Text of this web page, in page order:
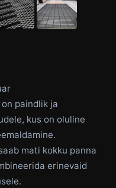
paindlik ja
kus on oluline
mati kokku panna
erinevaid